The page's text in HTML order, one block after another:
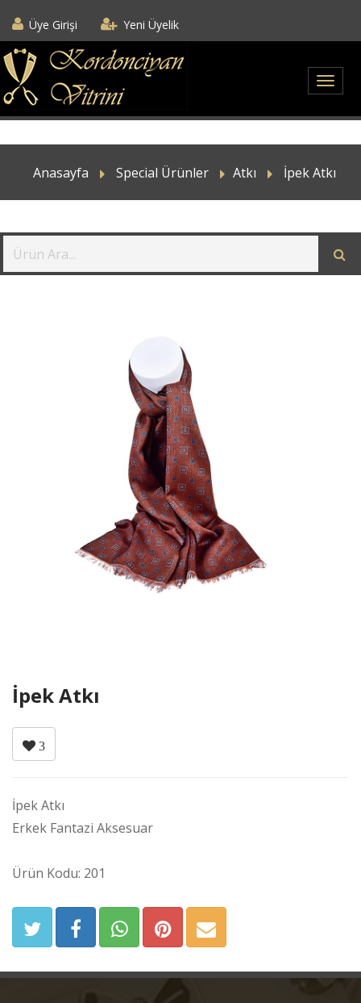
Üye Girişi Yeni Üyelik
Anasayfa Special Ürünler Atkı İpek Atkı
İpek Atkı
3
İpek Atkı
Erkek Fantazi Aksesuar
Ürün Kodu: 201